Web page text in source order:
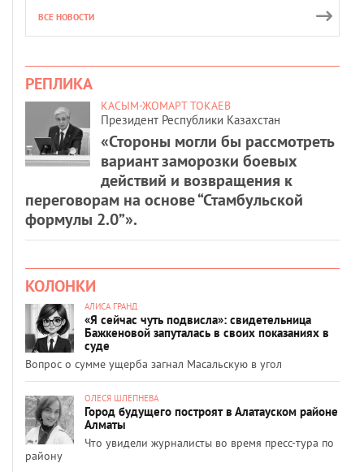
ВСЕ НОВОСТИ
РЕПЛИКА
КАСЫМ-ЖОМАРТ ТОКАЕВ
Президент Республики Казахстан
«Стороны могли бы рассмотреть
вариант заморозки боевых
действий и возвращения к
переговорам на основе “Стамбульской
формулы 2.0”».
КОЛОНКИ
АЛИСА ГРАНД
«Я сейчас чуть подвисла»: свидетельница
Бажкеновой запуталась в своих показаниях в
суде
Вопрос о сумме ущерба загнал Масальскую в угол
ОЛЕСЯ ШЛЕПНЕВА
Город будущего построят в Алатауском районе
Алматы
Что увидели журналисты во время пресс-тура по
району